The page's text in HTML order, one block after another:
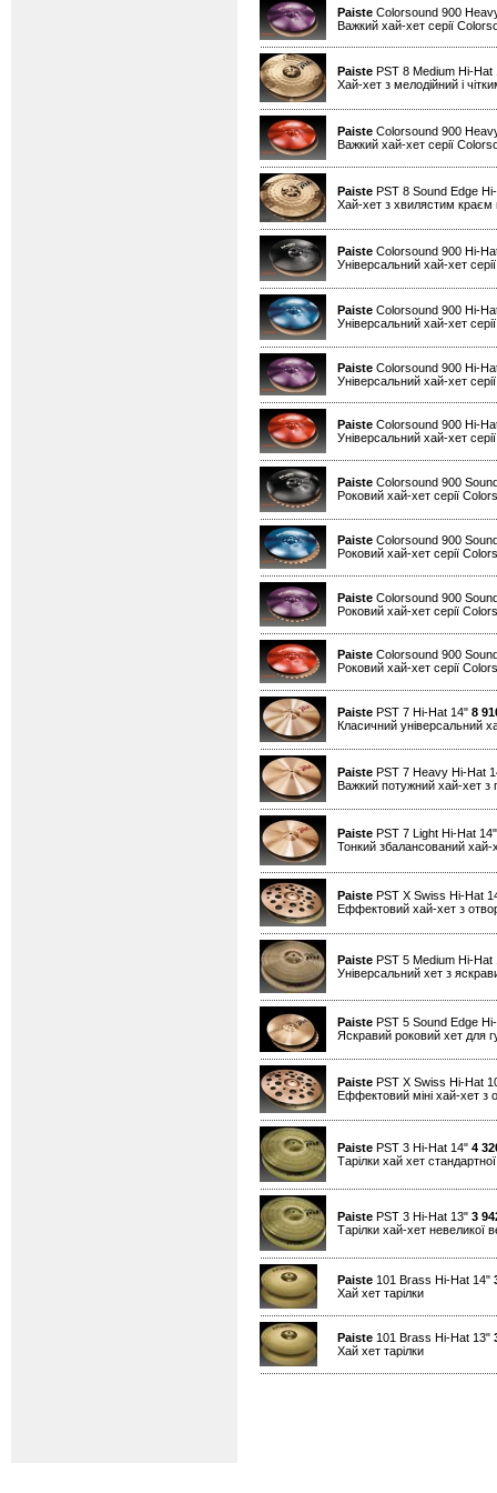
Paiste Colorsound 900
Важкий хай-хет серії
Paiste PST 8 Medium Hi-
Хай-хет з мелодійний і
Paiste Colorsound 900
Важкий хай-хет серії
Paiste PST 8 Sound Edge
Хай-хет з хвилястим краєм
Paiste Colorsound 900 Hi-
Універсальний хай-хет
Paiste Colorsound 900 Hi-
Універсальний хай-хет
Paiste Colorsound 900 Hi-
Універсальний хай-хет
Paiste Colorsound 900 Hi-
Універсальний хай-хет
Paiste Colorsound 900
Роковий хай-хет серії
Paiste Colorsound 900
Роковий хай-хет серії
Paiste Colorsound 900
Роковий хай-хет серії
Paiste Colorsound 900
Роковий хай-хет серії
Paiste PST 7 Hi-Hat 14" 8
Класичний універсальний
Paiste PST 7 Heavy Hi-Hat
Важкий потужний хай-хет з
Paiste PST 7 Light Hi-Hat
Тонкий збалансований
Paiste PST X Swiss Hi-Hat
Еффектовий хай-хет з
Paiste PST 5 Medium Hi-
Універсальний хет з
Paiste PST 5 Sound Edge
Яскравий роковий хет для
Paiste PST X Swiss Hi-Hat
Еффектовий міні хай-хет з
Paiste PST 3 Hi-Hat 14" 4
Тарілки хай хет
Paiste PST 3 Hi-Hat 13" 3
Тарілки хай-хет невеликої
Paiste 101 Brass Hi-Hat 14"
Хай хет тарілки
Paiste 101 Brass Hi-Hat 13"
Хай хет тарілки